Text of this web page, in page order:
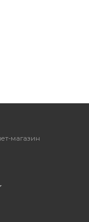
магазин